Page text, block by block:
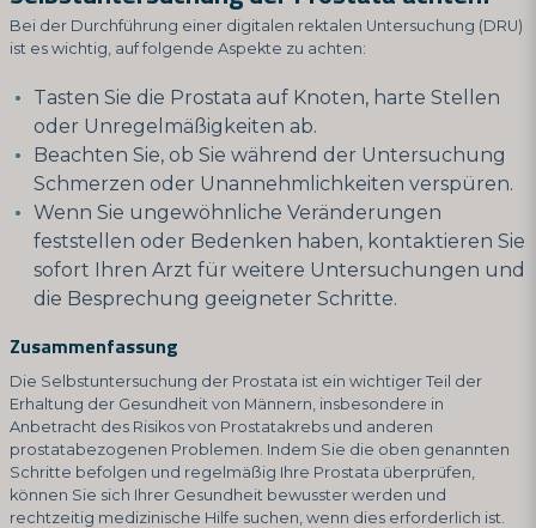
Bei der Durchführung einer digitalen rektalen Untersuchung (DRU)
ist es wichtig, auf folgende Aspekte zu achten:
Tasten Sie die Prostata auf Knoten, harte Stellen
oder Unregelmäßigkeiten ab.
Beachten Sie, ob Sie während der Untersuchung
Schmerzen oder Unannehmlichkeiten verspüren.
Wenn Sie ungewöhnliche Veränderungen
feststellen oder Bedenken haben, kontaktieren Sie
sofort Ihren Arzt für weitere Untersuchungen und
die Besprechung geeigneter Schritte.
Zusammenfassung
Die Selbstuntersuchung der Prostata ist ein wichtiger Teil der
Erhaltung der Gesundheit von Männern, insbesondere in
Anbetracht des Risikos von Prostatakrebs und anderen
prostatabezogenen Problemen. Indem Sie die oben genannten
Schritte befolgen und regelmäßig Ihre Prostata überprüfen,
können Sie sich Ihrer Gesundheit bewusster werden und
rechtzeitig medizinische Hilfe suchen, wenn dies erforderlich ist.